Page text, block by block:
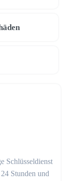
Schlüsseldienst
Stunden und